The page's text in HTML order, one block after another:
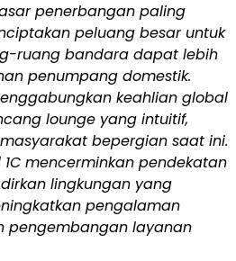
penerbangan paling
peluang besar untuk
ruang bandara dapat lebih
penumpang domestik.
keahlian global
lounge yang intuitif,
bepergian saat ini.
1C mencerminkan pendekatan
lingkungan yang
pengalaman
pengembangan layanan